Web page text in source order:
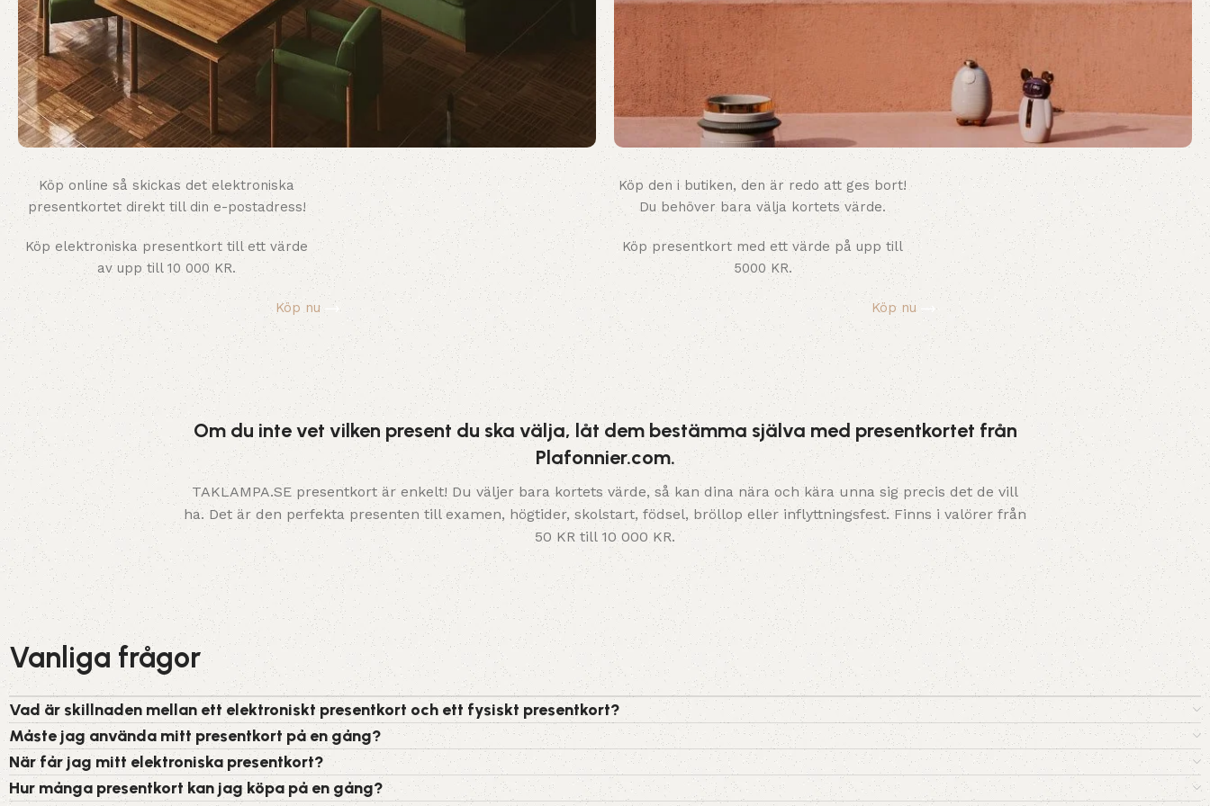
TAKLAMPA.SE
E-presentkort
Köp online så skickas det elektroniska
presentkortet direkt till din e-postadress!
Köp elektroniska presentkort till ett värde
av upp till 10 000 KR.
Köp nu
TAKLAMPA.SE
Presentkort
Köp den i butiken, den är redo att ges bort!
Du behöver bara välja kortets värde.
Köp presentkort med ett värde på upp till
5000 KR.
Köp nu
Om du inte vet vilken present du ska välja, låt dem bestämma själva med presentkortet från
Plafonnier.com.
TAKLAMPA.SE presentkort är enkelt! Du väljer bara kortets värde, så kan dina nära och kära unna sig precis det de vill
ha. Det är den perfekta presenten till examen, högtider, skolstart, födsel, bröllop eller inflyttningsfest. Finns i valörer från
50 KR till 10 000 KR.
Vanliga frågor
Vad är skillnaden mellan ett elektroniskt presentkort och ett fysiskt presentkort?
Måste jag använda mitt presentkort på en gång?
När får jag mitt elektroniska presentkort?
Hur många presentkort kan jag köpa på en gång?